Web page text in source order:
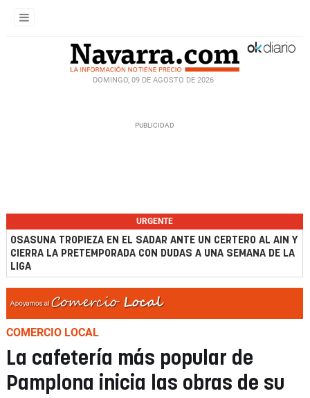
DOMINGO, 09 DE AGOSTO DE 2026
URGENTE
OSASUNA TROPIEZA EN EL SADAR ANTE UN CERTERO AL AIN Y
CIERRA LA PRETEMPORADA CON DUDAS A UNA SEMANA DE LA
LIGA
COMERCIO LOCAL
La cafetería más popular de
Pamplona inicia las obras de su